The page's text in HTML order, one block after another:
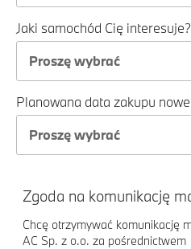
Jaki samochód Cię interesuje?
Proszę wybrać
Planowana data zakupu
Proszę wybrać
Zgoda na komunikację
Chcę otrzymywać komunikację
AC Sp. z o.o. za pośrednictwem